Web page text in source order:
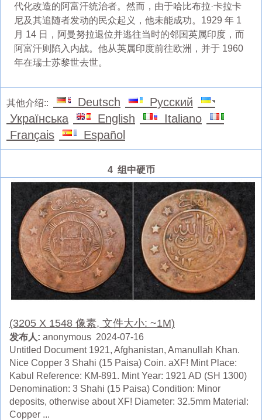
代化改造的阿富汗统治者。然而，由于哈比布拉·卡拉卡
尼及其追随者发动的民众起义，他未能成功。1929 年 1
月 14 日，阿曼努拉退位并逃往当时的邻国英属印度，而
阿富汗则陷入内战。他从英属印度前往欧洲，并于 1960
年在瑞士苏黎世去世。
其他介绍:: Deutsch
Русский
Українська
English
Italiano
Français
Español
4 组中硬币
(3205 X 1548 像素, 文件大小: ~1M)
发布人: anonymous 2024-07-16
Untitled Document 1921, Afghanistan, Amanullah Khan.
Nice Copper 3 Shahi (15 Paisa) Coin. aXF! Mint Place:
Kabul Reference: KM-891. Mint Year: 1921 AD (SH 1300)
Denomination: 3 Shahi (15 Paisa) Condition: Minor
deposits, otherwise about XF! Diameter: 32.5mm Material:
Copper ...